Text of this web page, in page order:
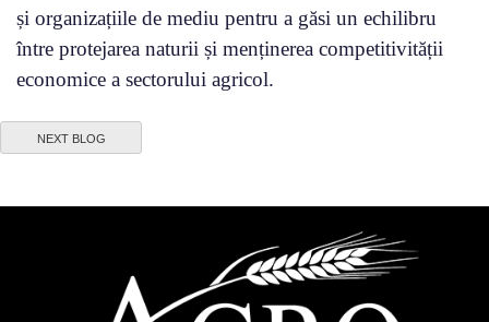
și organizațiile de mediu pentru a găsi un echilibru
între protejarea naturii și menținerea competitivității
economice a sectorului agricol.
NEXT BLOG